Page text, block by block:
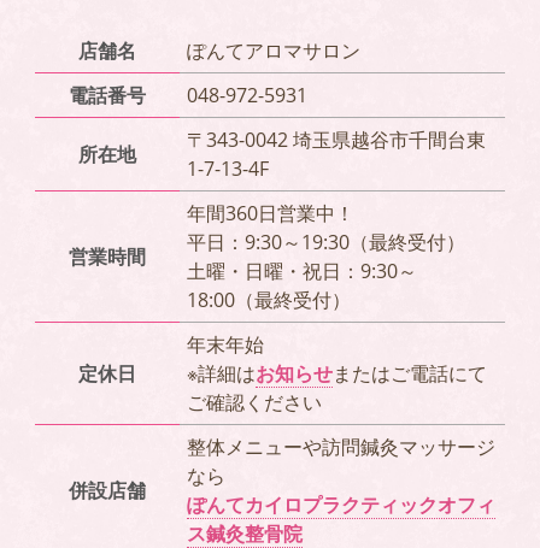
店舗名
ぽんてアロマサロン
電話番号
048-972-5931
所在地
〒343-0042 埼玉県越谷市千間台東
1-7-13-4F
営業時間
年間360日営業中！
平日：9:30～19:30（最終受付）
土曜・日曜・祝日：9:30～
18:00（最終受付）
定休日
年末年始
※詳細はお知らせまたはご電話にて
ご確認ください
併設店舗
整体メニューや訪問鍼灸マッサージ
なら
ぽんてカイロプラクティックオフィ
ス鍼灸整骨院